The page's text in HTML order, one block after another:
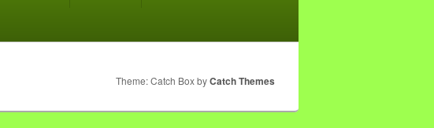
Theme: Catch Box byCatch Themes